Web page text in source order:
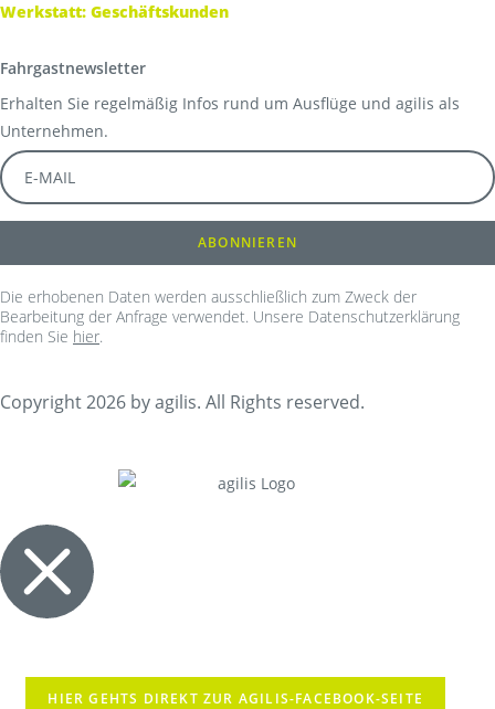
Werkstatt: Geschäftskunden
Fahrgastnewsletter
Erhalten Sie regelmäßig Infos rund um Ausflüge und agilis als
Unternehmen.
Die erhobenen Daten werden ausschließlich zum Zweck der
Bearbeitung der Anfrage verwendet. Unsere Datenschutzerklärung
finden Sie hier.
Copyright 2026 by agilis. All Rights reserved.
HIER GEHTS DIREKT ZUR AGILIS-FACEBOOK-SEITE